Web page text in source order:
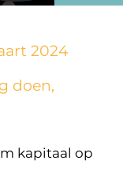
2024
doen,
kapitaal op